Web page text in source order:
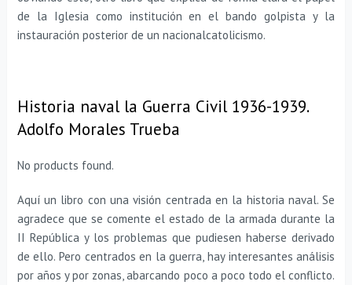
de la Iglesia como institución en el bando golpista y la
instauración posterior de un nacionalcatolicismo.
Historia naval la Guerra Civil 1936-1939.
Adolfo Morales Trueba
No products found.
Aquí un libro con una visión centrada en la historia naval. Se
agradece que se comente el estado de la armada durante la
II República y los problemas que pudiesen haberse derivado
de ello. Pero centrados en la guerra, hay interesantes análisis
por años y por zonas, abarcando poco a poco todo el conflicto.